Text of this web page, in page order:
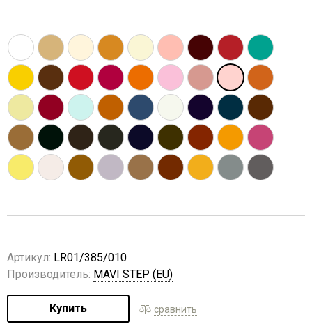
Артикул: LR01/385/010
Производитель: MAVI STEP (EU)
Купить сравнить